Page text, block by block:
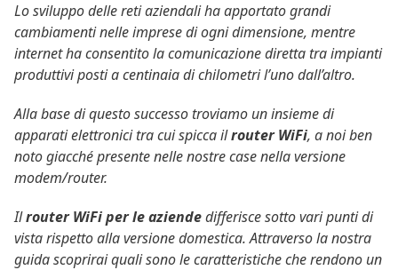
Lo sviluppo delle reti aziendali ha apportato grandi
cambiamenti nelle imprese di ogni dimensione, mentre
internet ha consentito la comunicazione diretta tra impianti
produttivi posti a centinaia di chilometri l’uno dall’altro.
Alla base di questo successo troviamo un insieme di
apparati elettronici tra cui spicca ilrouter WiFi, a noi ben
noto giacché presente nelle nostre case nella versione
modem/router.
Ilrouter WiFi per le aziendedifferisce sotto vari punti di
vista rispetto alla versione domestica. Attraverso la nostra
guida scoprirai quali sono le caratteristiche che rendono un